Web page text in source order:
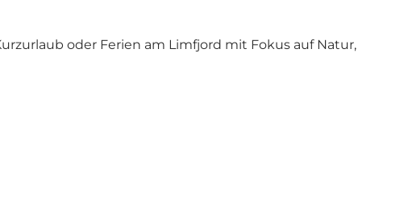
oder Ferien am Limfjord mit Fokus auf Natur,